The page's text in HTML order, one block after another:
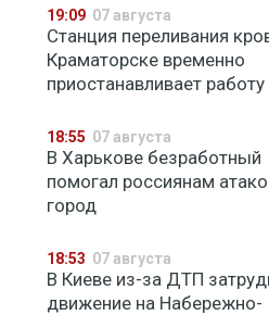
19:09 07 августа
Станция переливания
Краматорске временно
приостанавливает работу
18:55 07 августа
В Харькове безработный
помогал россиянам
город
18:53 07 августа
В Киеве из-за ДТП
движение на Набережно-